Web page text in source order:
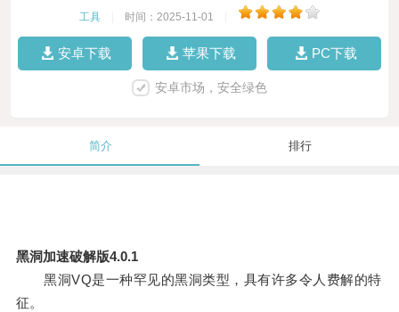
工具 时间：2025-11-01
安卓下载 苹果下载 PC下载
安卓市场，安全绿色
简介 排行
黑洞加速破解版4.0.1
黑洞VQ是一种罕见的黑洞类型，具有许多令人费解的特
征。